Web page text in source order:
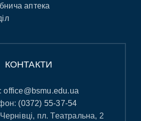
аптека
КОНТАКТИ
office@bsmu.edu.ua
(0372) 55-37-54
пл. Театральна, 2